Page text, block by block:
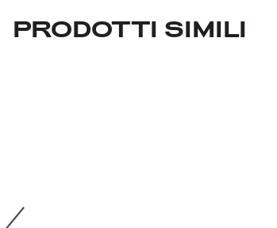
PRODOTTI SIMILI